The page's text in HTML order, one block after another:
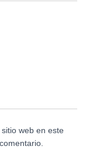
web en este